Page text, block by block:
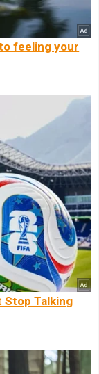
feeling your
Stop Talking